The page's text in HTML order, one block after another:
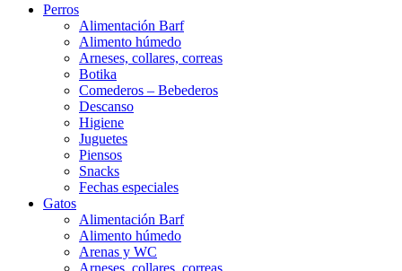
Perros
Alimentación Barf
Alimento húmedo
Arneses, collares, correas
Botika
Comederos – Bebederos
Descanso
Higiene
Juguetes
Piensos
Snacks
Fechas especiales
Gatos
Alimentación Barf
Alimento húmedo
Arenas y WC
Arneses, collares, correas